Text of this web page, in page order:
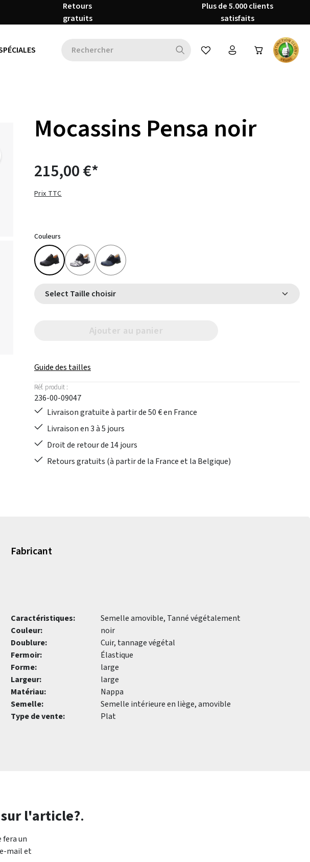
Retours
gratuits
Plus de 5.000 clients
satisfaits
Vous avez 0 articles dans votre
Mocassins Pensa noir
215,00 €*
Prix TTC
Couleurs
Select Taille choisir
Ajouter au panier
Guide des tailles
Réf. produit :
236-00-09047
Livraison gratuite à partir de 50 € en France
Livraison en 3 à 5 jours
Droit de retour de 14 jours
Retours gratuits (à partir de la France et la Belgique)
Fabricant
Caractéristiques:
Semelle amovible, Tanné végétalement
Couleur:
noir
Doublure:
Cuir, tannage végétal
Fermoir:
Élastique
Forme:
large
Largeur:
large
Matériau:
Nappa
Semelle:
Semelle intérieure en liège, amovible
Type de vente:
Plat
l'article?.
un
mail et